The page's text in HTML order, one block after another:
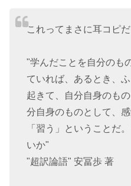
これってまさに耳コピだ
"学んだことを自分のも
ていれば、あるとき、
起きて、自分自身のも
分自身のものとして、
「習う」ということだ
いか"
"超訳論語" 安冨歩 著